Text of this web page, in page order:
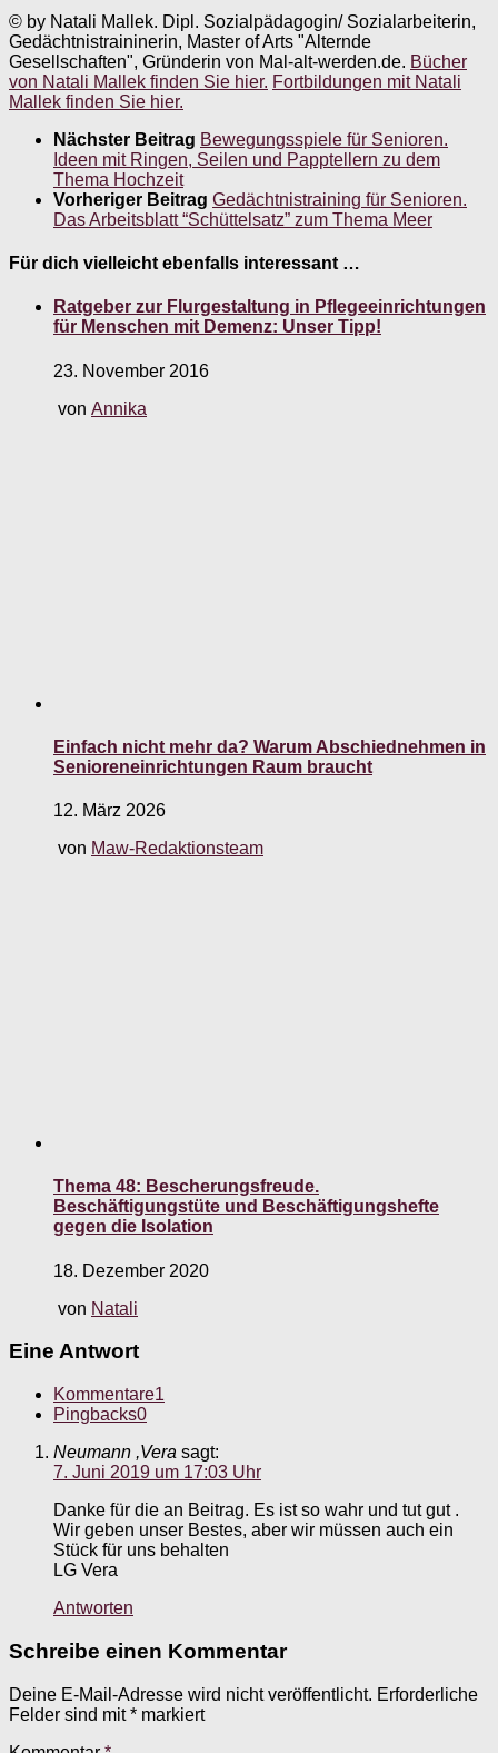
© by Natali Mallek. Dipl. Sozialpädagogin/ Sozialarbeiterin,
Gedächtnistraininerin, Master of Arts "Alternde
Gesellschaften", Gründerin von Mal-alt-werden.de. Bücher
von Natali Mallek finden Sie hier. Fortbildungen mit Natali
Mallek finden Sie hier.
Nächster Beitrag Bewegungsspiele für Senioren.
Ideen mit Ringen, Seilen und Papptellern zu dem
Thema Hochzeit
Vorheriger Beitrag Gedächtnistraining für Senioren.
Das Arbeitsblatt “Schüttelsatz” zum Thema Meer
Für dich vielleicht ebenfalls interessant …
Ratgeber zur Flurgestaltung in Pflegeeinrichtungen
für Menschen mit Demenz: Unser Tipp!
23. November 2016
von Annika
Einfach nicht mehr da? Warum Abschiednehmen in
Senioreneinrichtungen Raum braucht
12. März 2026
von Maw-Redaktionsteam
Thema 48: Bescherungsfreude.
Beschäftigungstüte und Beschäftigungshefte
gegen die Isolation
18. Dezember 2020
von Natali
Eine Antwort
Kommentare1
Pingbacks0
Neumann ,Vera sagt:
7. Juni 2019 um 17:03 Uhr
Danke für die an Beitrag. Es ist so wahr und tut gut .
Wir geben unser Bestes, aber wir müssen auch ein
Stück für uns behalten
LG Vera
Antworten
Schreibe einen Kommentar
Deine E-Mail-Adresse wird nicht veröffentlicht. Erforderliche
Felder sind mit* markiert